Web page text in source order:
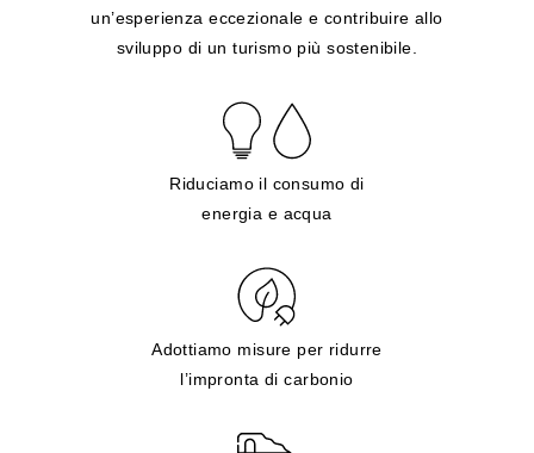
un’esperienza eccezionale e contribuire allo
sviluppo di un turismo più sostenibile.
Riduciamo il consumo di
energia e acqua
Adottiamo misure per ridurre
l’impronta di carbonio